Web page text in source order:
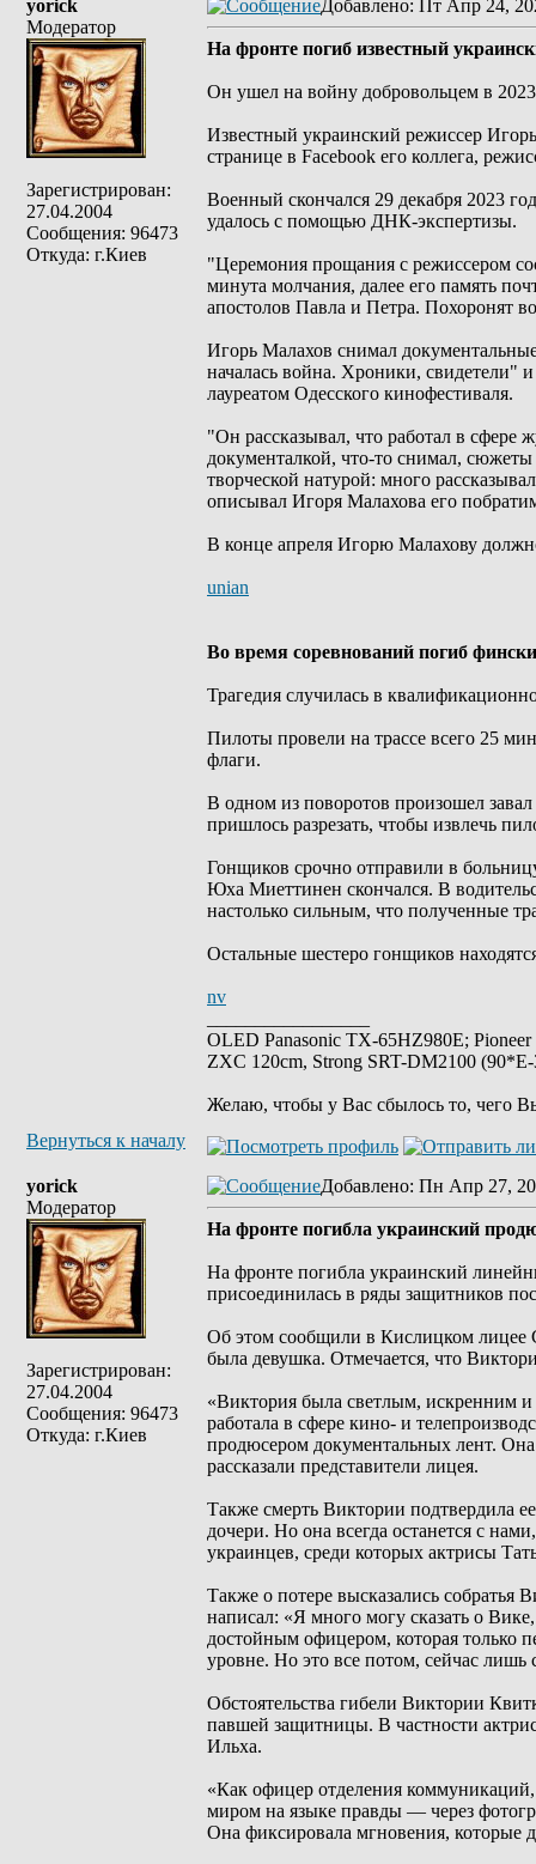
yorick
Модератор
Зарегистрирован:
27.04.2004
Сообщения: 96473
Откуда: г.Киев
Добавлено: Пт Апр 24,
На фронте погиб известный
Он ушел на войну добровольцем в 2023
Известный украинский режиссер
странице в Facebook его коллега,
Военный скончался 29 декабря 2023
удалось с помощью ДНК-экспертизы.
"Церемония прощания с режиссером
минута молчания, далее его память
апостолов Павла и Петра. Похоронят
Игорь Малахов снимал
началась война. Хроники, свидетели"
лауреатом Одесского кинофестиваля.
"Он рассказывал, что работал в сфере
документалкой, что-то снимал,
творческой натурой: много
описывал Игоря Малахова его
В конце апреля Игорю Малахову
unian
Во время соревнований погиб
Трагедия случилась в
Пилоты провели на трассе всего 25
флаги.
В одном из поворотов произошел
пришлось разрезать, чтобы извлечь
Гонщиков срочно отправили в
Юха Миеттинен скончался. В
настолько сильным, что полученные
Остальные шестеро гонщиков
nv
OLED Panasonic TX-65HZ980E;
ZXC 120cm, Strong SRT-DM2100
Желаю, чтобы у Вас сбылось то, чего
Вернуться к началу
yorick
Модератор
Зарегистрирован:
27.04.2004
Сообщения: 96473
Откуда: г.Киев
Добавлено: Пн Апр 27,
На фронте погибла украинский
На фронте погибла украинский
присоединилась в ряды защитников
Об этом сообщили в Кислицком лицее
была девушка. Отмечается, что
«Виктория была светлым, искренним
работала в сфере кино- и
продюсером документальных лент. Она
рассказали представители лицея.
Также смерть Виктории подтвердила
дочери. Но она всегда останется с
украинцев, среди которых актрисы
Также о потере высказались
написал: «Я много могу сказать о
достойным офицером, которая только
уровне. Но это все потом, сейчас лишь
Обстоятельства гибели Виктории
павшей защитницы. В частности
Ильха.
«Как офицер отделения
миром на языке правды — через
Она фиксировала мгновения, которые